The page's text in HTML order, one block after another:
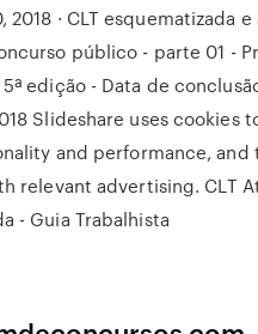
2018 · CLT esquematizada
público - parte 01 -
edição - Data de
Slideshare uses cookies
and performance, and
relevant advertising. CLT
- Guia Trabalhista